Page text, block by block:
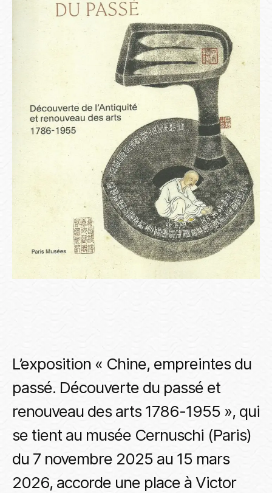
L’exposition « Chine, empreintes du
passé. Découverte du passé et
renouveau des arts 1786-1955 », qui
se tient au musée Cernuschi (Paris)
du 7 novembre 2025 au 15 mars
2026, accorde une place à Victor